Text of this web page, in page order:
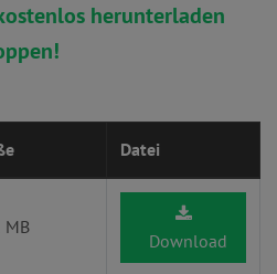
herunterladen
Datei
MB
Download